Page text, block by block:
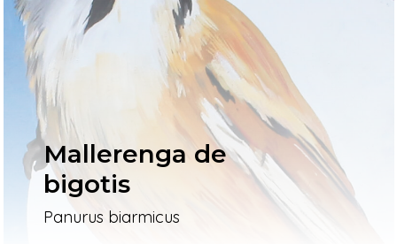
Mallerenga de
bigotis
Panurus biarmicus